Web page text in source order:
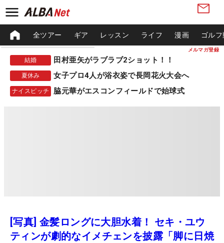
メルマガ登録
全ツアー ギア レッスン ライフ 漫画 ゴル
結婚 田村亜矢がラブラブ2ショット！！
夏休み 女子プロ4人が浴衣姿で長岡花火大会へ
ナイスピッチ 脇元華がエスコンフィールドで始球式
[写真] 金髪ロングに大胆水着！ セキ・ユウ
ティンが劇的なイメチェンを披露「脚に日焼